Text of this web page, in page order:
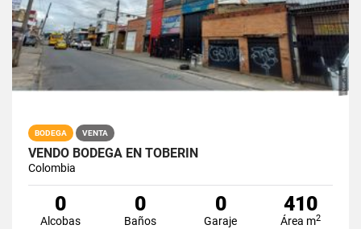
BODEGA VENTA
VENDO BODEGA EN TOBERIN
Colombia
0
Alcobas
0
Baños
0
Garaje
410
Área m2